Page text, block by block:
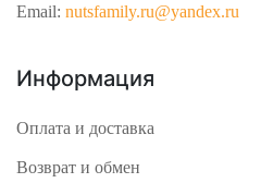
Email: nutsfamily.ru@yandex.ru
Информация
Оплата и доставка
Возврат и обмен